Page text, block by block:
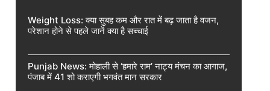
Weight Loss: क्या सुबह कम और रात में बढ़ जाता है वजन,
परेशान होने से पहले जानें क्या है सच्चाई
Punjab News: मोहाली से ‘हमारे राम’ नाट्य मंचन का आगाज,
पंजाब में 41 शो कराएगी भगवंत मान सरकार